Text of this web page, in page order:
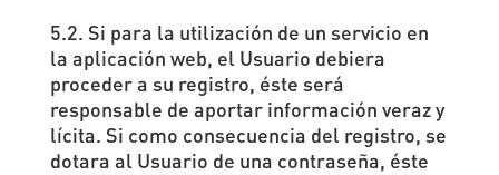
5.2. Si para la utilización de un servicio en
la aplicación web, el Usuario debiera
proceder a su registro, éste será
responsable de aportar información veraz y
lícita. Si como consecuencia del registro, se
dotara al Usuario de una contraseña, éste